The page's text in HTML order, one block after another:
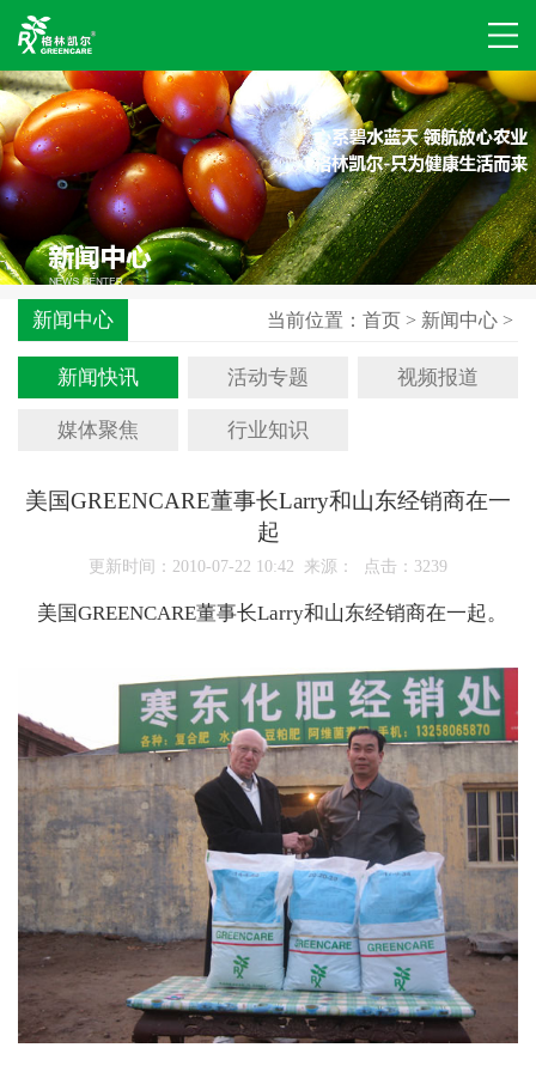
新闻中心 当前位置：首页 > 新闻中心 >
新闻快讯 活动专题 视频报道
媒体聚焦 行业知识
美国GREENCARE董事长Larry和山东经销商在一
起
更新时间：2010-07-22 10:42 来源： 点击： 3239
美国GREENCARE董事长Larry和山东经销商在一起。